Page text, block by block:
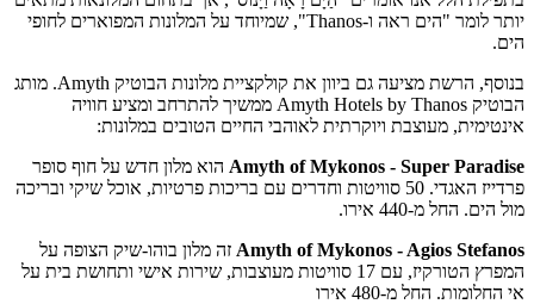
יותר לומר "הים ראה ו-Thanos", שמיוחד על המלונות המפוארים לחופי
הים.
בנוסף, הרשת מציעה גם ביוון את קולקציית מלונות הבוטיק Amyth. מותג
הבוטיק Amyth Hotels by Thanos ממשיך להתרחב ומציע חוויה
אינטימית, מעוצבת ויוקרתית לאוהבי החיים הטובים במלונות:
Amyth of Mykonos - Super Paradise הוא מלון חדש על חוף סופר
פרדייז האגדי. 50 סוויטות וחדרים עם בריכות פרטיות, אוכל שיקי ובריכה
מול הים. החל מ-440 אירו.
Amyth of Mykonos - Agios Stefanos זה מלון בוהו-שיק הצופה על
המפרץ הטורקיז, עם 17 סוויטות מעוצבות, שירות אישי ותחושת בית על
אי החלומות. החל מ-480 אירו